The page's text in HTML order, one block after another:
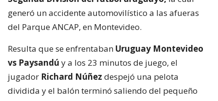
generó un accidente automovilístico a las afueras
del Parque ANCAP, en Montevideo.
Resulta que se enfrentaban Uruguay Montevideo
vs Paysandú y a los 23 minutos de juego, el
jugador Richard Núñez despejó una pelota
dividida y el balón terminó saliendo del pequeño